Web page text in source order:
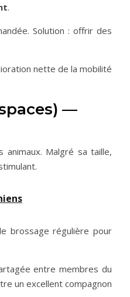
.
Solution : offrir des
nette de la mobilité
—
Malgré sa taille,
brossage régulière pour
entre membres du
un excellent compagnon